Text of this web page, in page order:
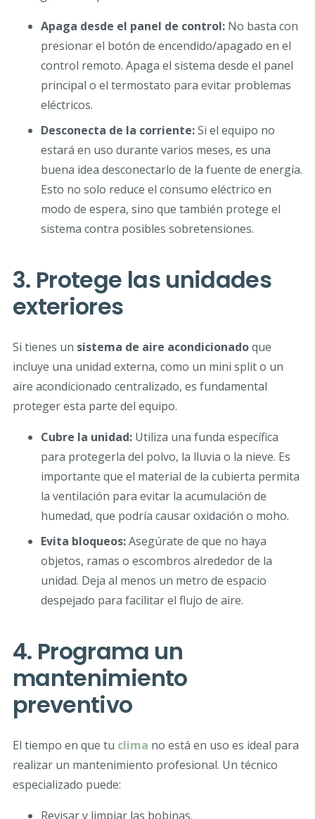
Apaga desde el panel de control:No basta con
presionar el botón de encendido/apagado en el
control remoto. Apaga el sistema desde el panel
principal o el termostato para evitar problemas
eléctricos.
Desconecta de la corriente:Si el equipo no
estará en uso durante varios meses, es una
buena idea desconectarlo de la fuente de energía.
Esto no solo reduce el consumo eléctrico en
modo de espera, sino que también protege el
sistema contra posibles sobretensiones.
3. Protege las unidades
exteriores
Si tienes un sistema de aire acondicionadoque
incluye una unidad externa, como un mini split o un
aire acondicionado centralizado, es fundamental
proteger esta parte del equipo.
Cubre la unidad:Utiliza una funda específica
para protegerla del polvo, la lluvia o la nieve. Es
importante que el material de la cubierta permita
la ventilación para evitar la acumulación de
humedad, que podría causar oxidación o moho.
Evita bloqueos:Asegúrate de que no haya
objetos, ramas o escombros alrededor de la
unidad. Deja al menos un metro de espacio
despejado para facilitar el flujo de aire.
4. Programa un
mantenimiento
preventivo
El tiempo en que tu clima no está en uso es ideal para
realizar un mantenimiento profesional. Un técnico
especializado puede:
Revisar y limpiar las bobinas.